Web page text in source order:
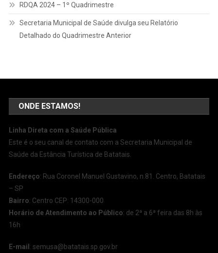
RDQA 2024 – 1º Quadrimestre
Secretaria Municipal de Saúde divulga seu Relatório
Detalhado do Quadrimestre Anterior
ONDE ESTAMOS!
Linha Direta com a Saúde Pública
Este é o seu canal de contato com a Secretaria Municipal de
Saúde da Estância Turística de Batatais.
Endereço: Rua Coronel Manuel Gustavino, n.81. Centro, Batatais
– SP
Bairro: Centro CEP: 14300-000
Horário de Atendimento ao Público: de 2ª a 6ª feira das 8h às
16h
E-mail :semusa@batatais.sp.gov.br